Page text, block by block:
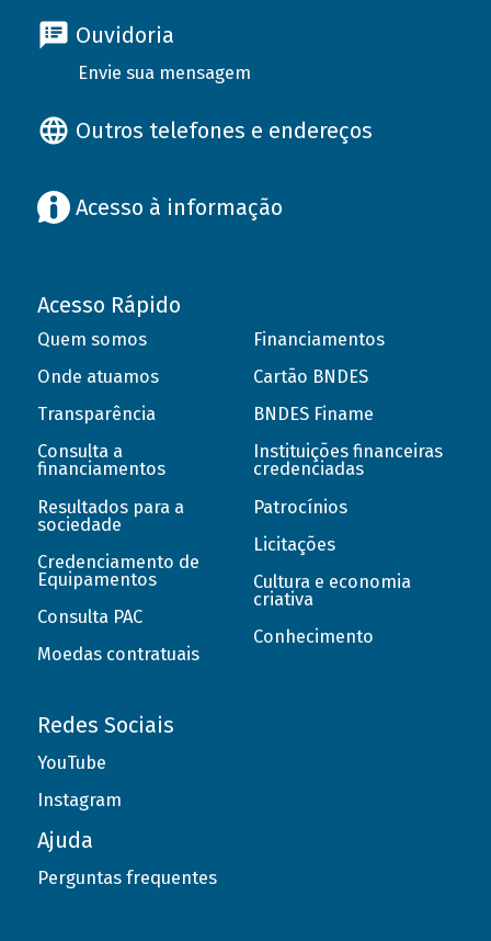
Ouvidoria
Envie sua mensagem
Outros telefones e endereços
Acesso à informação
Acesso Rápido
Quem somos
Onde atuamos
Transparência
Consulta a
financiamentos
Resultados para a
sociedade
Credenciamento de
Equipamentos
Consulta PAC
Moedas contratuais
Financiamentos
Cartão BNDES
BNDES Finame
Instituições financeiras
credenciadas
Patrocínios
Licitações
Cultura e economia
criativa
Conhecimento
Redes Sociais
YouTube
Instagram
Ajuda
Perguntas frequentes